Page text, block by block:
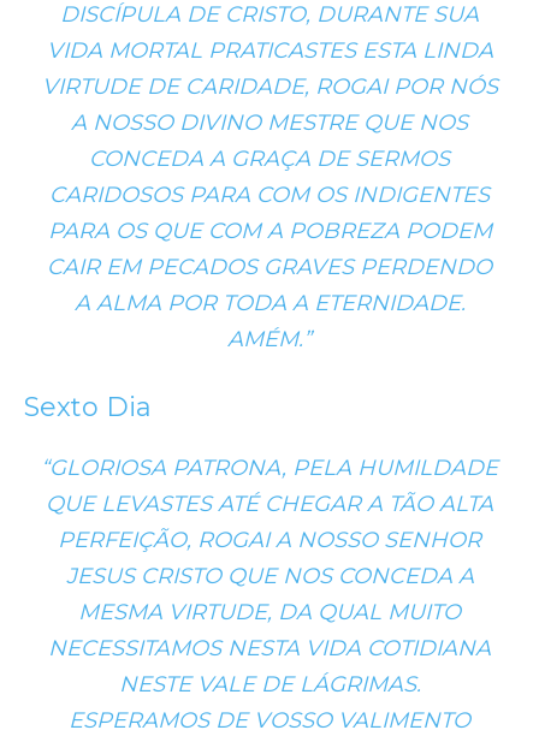
DISCÍPULA DE CRISTO, DURANTE SUA
VIDA MORTAL PRATICASTES ESTA LINDA
VIRTUDE DE CARIDADE, ROGAI POR NÓS
A NOSSO DIVINO MESTRE QUE NOS
CONCEDA A GRAÇA DE SERMOS
CARIDOSOS PARA COM OS INDIGENTES
PARA OS QUE COM A POBREZA PODEM
CAIR EM PECADOS GRAVES PERDENDO
A ALMA POR TODA A ETERNIDADE.
AMÉM.”
Sexto Dia
“GLORIOSA PATRONA, PELA HUMILDADE
QUE LEVASTES ATÉ CHEGAR A TÃO ALTA
PERFEIÇÃO, ROGAI A NOSSO SENHOR
JESUS CRISTO QUE NOS CONCEDA A
MESMA VIRTUDE, DA QUAL MUITO
NECESSITAMOS NESTA VIDA COTIDIANA
NESTE VALE DE LÁGRIMAS.
ESPERAMOS DE VOSSO VALIMENTO